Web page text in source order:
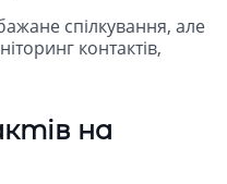
спілкування, але
контактів,
на